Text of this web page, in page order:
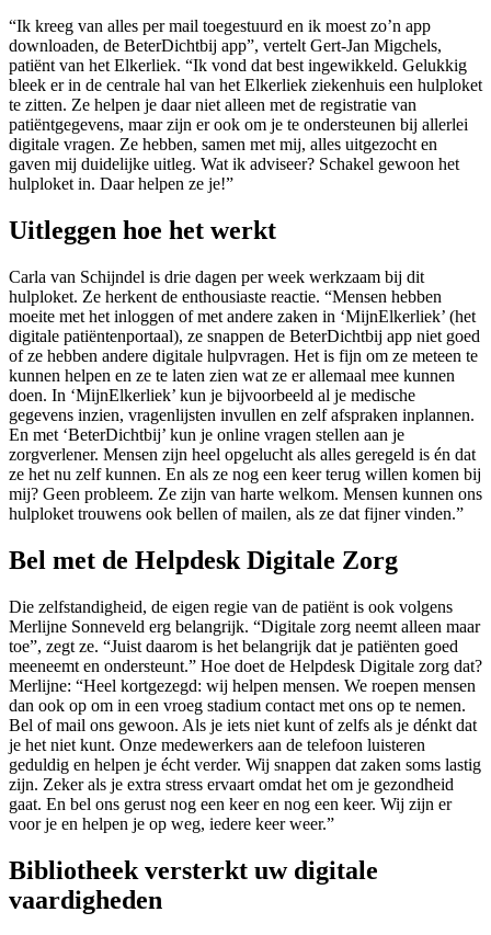
“Ik kreeg van alles per mail toegestuurd en ik moest zo’n app
downloaden, de BeterDichtbij app”, vertelt Gert-Jan Migchels,
patiënt van het Elkerliek. “Ik vond dat best ingewikkeld. Gelukkig
bleek er in de centrale hal van het Elkerliek ziekenhuis een hulploket
te zitten. Ze helpen je daar niet alleen met de registratie van
patiëntgegevens, maar zijn er ook om je te ondersteunen bij allerlei
digitale vragen. Ze hebben, samen met mij, alles uitgezocht en
gaven mij duidelijke uitleg. Wat ik adviseer? Schakel gewoon het
hulploket in. Daar helpen ze je!”
Uitleggen hoe het werkt
Carla van Schijndel is drie dagen per week werkzaam bij dit
hulploket. Ze herkent de enthousiaste reactie. “Mensen hebben
moeite met het inloggen of met andere zaken in ‘MijnElkerliek’ (het
digitale patiëntenportaal), ze snappen de BeterDichtbij app niet goed
of ze hebben andere digitale hulpvragen. Het is fijn om ze meteen te
kunnen helpen en ze te laten zien wat ze er allemaal mee kunnen
doen. In ‘MijnElkerliek’ kun je bijvoorbeeld al je medische
gegevens inzien, vragenlijsten invullen en zelf afspraken inplannen.
En met ‘BeterDichtbij’ kun je online vragen stellen aan je
zorgverlener. Mensen zijn heel opgelucht als alles geregeld is én dat
ze het nu zelf kunnen. En als ze nog een keer terug willen komen bij
mij? Geen probleem. Ze zijn van harte welkom. Mensen kunnen ons
hulploket trouwens ook bellen of mailen, als ze dat fijner vinden.”
Bel met de Helpdesk Digitale Zorg
Die zelfstandigheid, de eigen regie van de patiënt is ook volgens
Merlijne Sonneveld erg belangrijk. “Digitale zorg neemt alleen maar
toe”, zegt ze. “Juist daarom is het belangrijk dat je patiënten goed
meeneemt en ondersteunt.” Hoe doet de Helpdesk Digitale zorg dat?
Merlijne: “Heel kortgezegd: wij helpen mensen. We roepen mensen
dan ook op om in een vroeg stadium contact met ons op te nemen.
Bel of mail ons gewoon. Als je iets niet kunt of zelfs als je dénkt dat
je het niet kunt. Onze medewerkers aan de telefoon luisteren
geduldig en helpen je écht verder. Wij snappen dat zaken soms lastig
zijn. Zeker als je extra stress ervaart omdat het om je gezondheid
gaat. En bel ons gerust nog een keer en nog een keer. Wij zijn er
voor je en helpen je op weg, iedere keer weer.”
Bibliotheek versterkt uw digitale
vaardigheden